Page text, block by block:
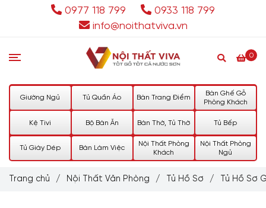
0977 118 799
0933 118 799
info@noithatviva.vn
0
Giường Ngủ Tủ Quần Áo Bàn Trang Điểm
Bàn Ghế Gỗ
Phòng Khách
Kệ Tivi Bộ Bàn Ăn Bàn Thờ, Tủ Thờ Tủ Bếp
Tủ Giày Dép Bàn Làm Việc
Nội Thất Phòng
Khách
Nội Thất Phòng
Ngủ
Trang chủ / Nội Thất Văn Phòng / Tủ Hồ Sơ / Tủ Hồ Sơ